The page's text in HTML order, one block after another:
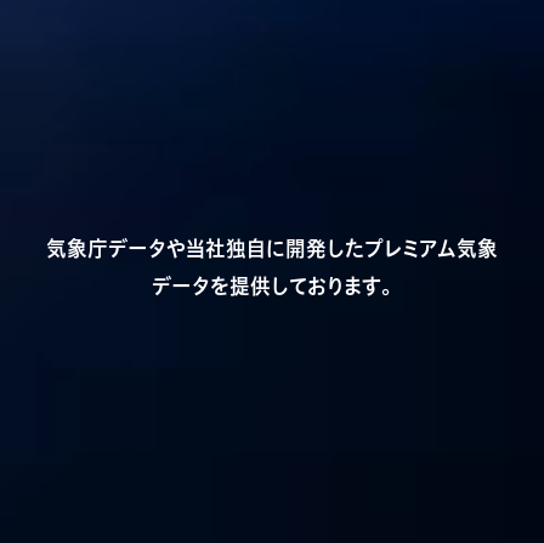
気象庁データや当社独自に開発したプレミアム気象
データを提供しております。